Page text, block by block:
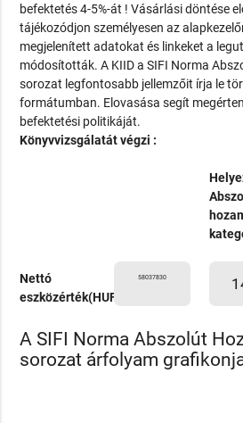
befektetés 4-5%-át ! Vásárlási döntése
tájékozódjon személyesen az
megjelenített adatokat és linkeket a
módosították. A KIID a SIFI Norma
sorozat legfontosabb jellemzőit írja le
formátumban. Elovasása segít
befektetési politikáját.
Könyvvizsgálatát végzi :
Nettó
eszközérték(HUF)
58037830
A SIFI Norma Abszolút
sorozat árfolyam